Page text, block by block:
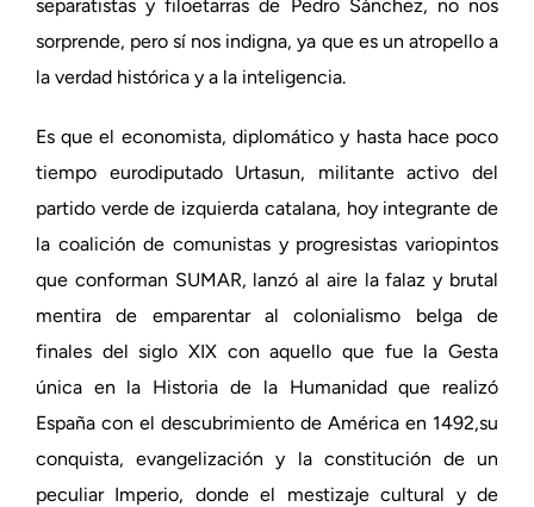
separatistas y filoetarras de Pedro Sánchez, no nos
sorprende, pero sí nos indigna, ya que es un atropello a
la verdad histórica y a la inteligencia.
Es que el economista, diplomático y hasta hace poco
tiempo eurodiputado Urtasun, militante activo del
partido verde de izquierda catalana, hoy integrante de
la coalición de comunistas y progresistas variopintos
que conforman SUMAR, lanzó al aire la falaz y brutal
mentira de emparentar al colonialismo belga de
finales del siglo XIX con aquello que fue la Gesta
única en la Historia de la Humanidad que realizó
España con el descubrimiento de América en 1492,su
conquista, evangelización y la constitución de un
peculiar Imperio, donde el mestizaje cultural y de